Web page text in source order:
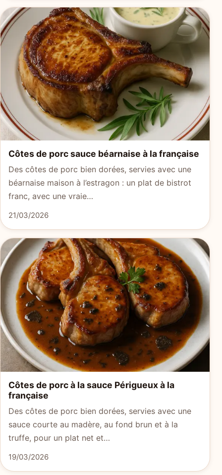
Côtes de porc sauce béarnaise à la française
Des côtes de porc bien dorées, servies avec une
béarnaise maison à l’estragon : un plat de bistrot
franc, avec une vraie…
21/03/2026
Côtes de porc à la sauce Périgueux à la
française
Des côtes de porc bien dorées, servies avec une
sauce courte au madère, au fond brun et à la
truffe, pour un plat net et…
19/03/2026